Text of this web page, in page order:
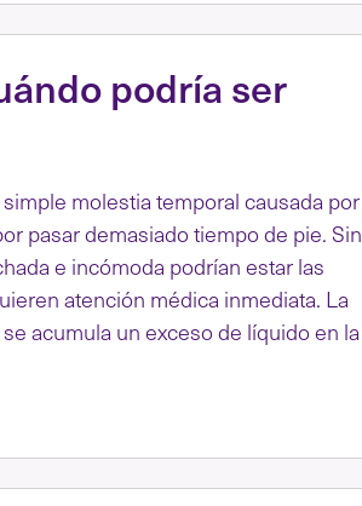
podría ser
molestia temporal causada por
pasar demasiado tiempo de pie. Sin
e incómoda podrían estar las
atención médica inmediata. La
acumula un exceso de líquido en la